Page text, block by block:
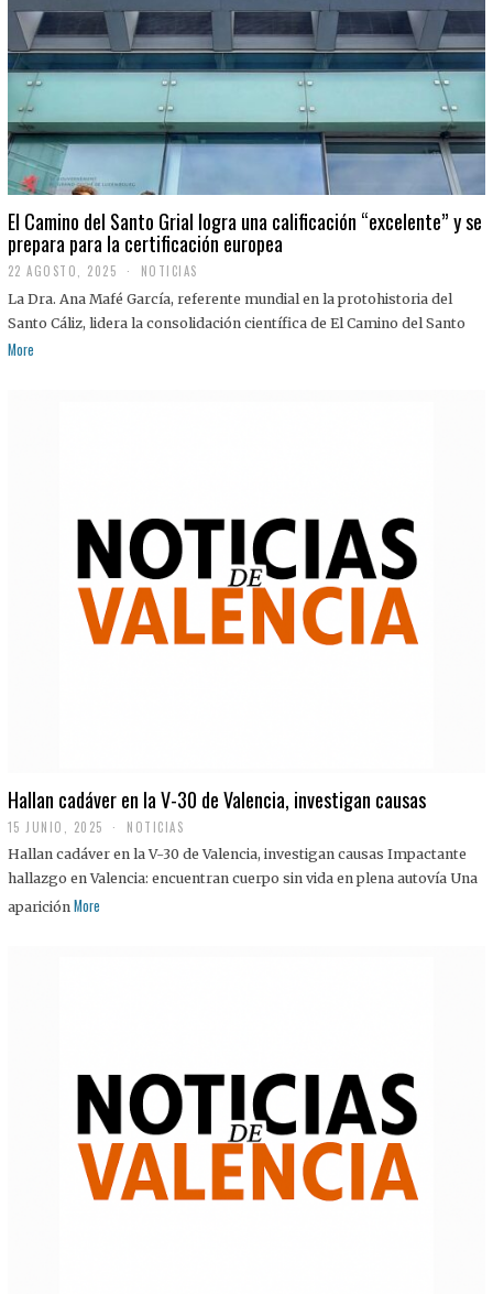
El Camino del Santo Grial logra una calificación “excelente” y se
prepara para la certificación europea
22 AGOSTO, 2025
2
A
G
NOTICIAS
La Dra. Ana Mafé García, referente mundial en la protohistoria del
Santo Cáliz, lidera la consolidación científica de El Camino del Santo
More
Hallan cadáver en la V-30 de Valencia, investigan causas
15 JUNIO, 2025 NOTICIAS
Hallan cadáver en la V-30 de Valencia, investigan causas Impactante
hallazgo en Valencia: encuentran cuerpo sin vida en plena autovía Una
aparición More